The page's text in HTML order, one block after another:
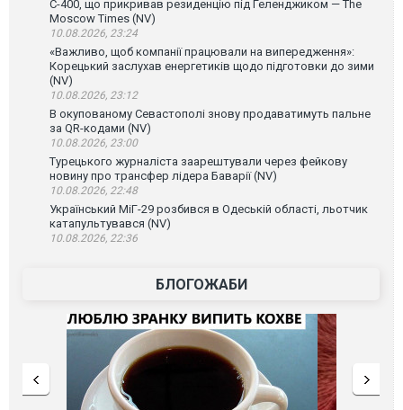
С-400, що прикривав резиденцію під Геленджиком — The
Moscow Times (NV)
10.08.2026, 23:24
«Важливо, щоб компанії працювали на випередження»:
Корецький заслухав енергетиків щодо підготовки до зими
(NV)
10.08.2026, 23:12
В окупованому Севастополі знову продаватимуть пальне
за QR-кодами (NV)
10.08.2026, 23:00
Турецького журналіста заарештували через фейкову
новину про трансфер лідера Баварії (NV)
10.08.2026, 22:48
Український МіГ-29 розбився в Одеській області, льотчик
катапультувався (NV)
10.08.2026, 22:36
БЛОГОЖАБИ